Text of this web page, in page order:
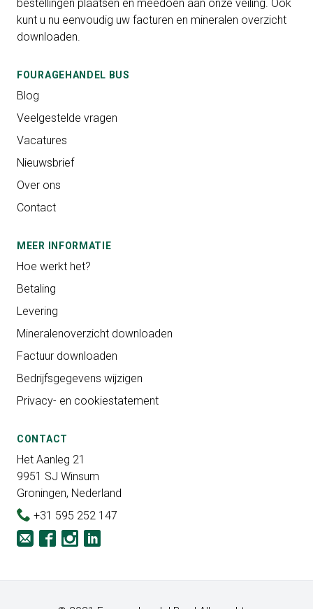
bestellingen plaatsen en meedoen aan onze veiling. Ook
kunt u nu eenvoudig uw facturen en mineralen overzicht
downloaden.
FOURAGEHANDEL BUS
Blog
Veelgestelde vragen
Vacatures
Nieuwsbrief
Over ons
Contact
MEER INFORMATIE
Hoe werkt het?
Betaling
Levering
Mineralenoverzicht downloaden
Factuur downloaden
Bedrijfsgegevens wijzigen
Privacy- en cookiestatement
CONTACT
Het Aanleg 21
9951 SJ Winsum
Groningen, Nederland
+31 595 252 147